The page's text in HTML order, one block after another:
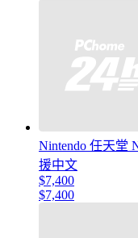
Nintendo 任天堂
援中文
$7,400
$7,400